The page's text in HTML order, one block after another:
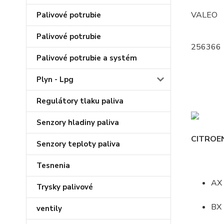
Palivové potrubie
Palivové potrubie
Palivové potrubie a systém
Plyn - Lpg
Regulátory tlaku paliva
Senzory hladiny paliva
Senzory teploty paliva
Tesnenia
Trysky palivové
ventily
VALEO
256366
AX
BX